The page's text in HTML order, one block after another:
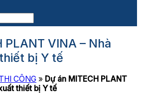
PLANT VINA – Nhà
bị Y tế
CÔNG » Dự án MITECH PLANT
thiết bị Y tế